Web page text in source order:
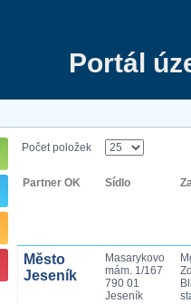
Portál
Počet položek
Partner OK Sídlo
Město
Jeseník
Masarykovo
mám. 1/167
790 01
Jeseník